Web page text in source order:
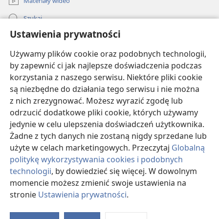
Ustawienia prywatności
Używamy plików cookie oraz podobnych technologii,
by zapewnić ci jak najlepsze doświadczenia podczas
korzystania z naszego serwisu. Niektóre pliki cookie
są niezbędne do działania tego serwisu i nie można
z nich zrezygnować. Możesz wyrazić zgodę lub
odrzucić dodatkowe pliki cookie, których używamy
jedynie w celu ulepszenia doświadczeń użytkownika.
Żadne z tych danych nie zostaną nigdy sprzedane lub
użyte w celach marketingowych. Przeczytaj Globalną
politykę wykorzystywania cookies i podobnych
technologii, by dowiedzieć się więcej. W dowolnym
momencie możesz zmienić swoje ustawienia na
stronie Ustawienia prywatności.
Dwudziestodwuletni Matthew przyznaje, że też zrobił
„Zamieściłem zdjęcie i oznaczyłem jego lokalizację jako
Mount Everest, chociaż nigdy w życiu nie byłem w Azji!”
Biblia mówi:„We wszystkim pragniemy postępować
uczciwie” (Hebrajczyków 13:18).
Zastanów się:
Czy korzystając z mediów społecznościowych,
posuwasz się do oszustwa, żeby zwiększyć swoją
popularność?
Czy zdjęcia i komentarze, które zamieszczasz
w sieci, rzetelnie ukazują, kim jesteś i w co
wierzysz?
Szukaj
Pomoc
Darowizny
(opens
new
window)BIBLIOTEKA INTERNETOWA Strażnicy
(opens
new
window)JW Hub®
(opens
new
window)JW Library ®
Copyright© 2026 Watch Tower Bible and Tract Society of Pennsylvania.
WARUNKI UŻYTKOWANIA| POLITYKA PRYWATNOŚCI
PRYWATNOŚCI